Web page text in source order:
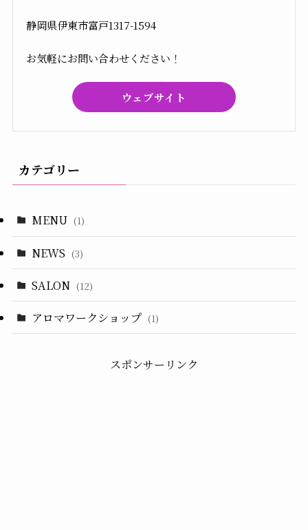
静岡県伊東市富戸1317-1594
お気軽にお問い合わせください！
ウェブサイト
カテゴリー
MENU (1)
NEWS (3)
SALON (12)
アロマワークショップ (1)
スポンサーリンク